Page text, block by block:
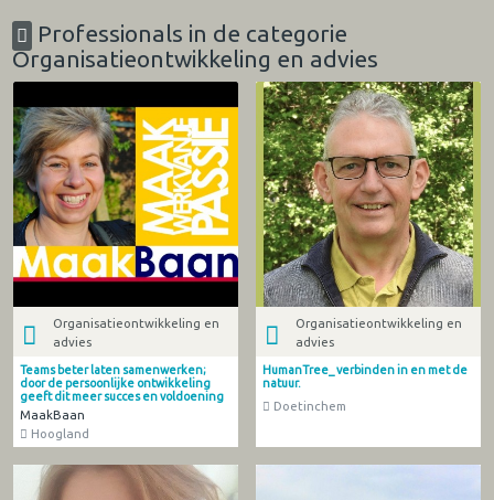
Professionals in de categorie
Organisatieontwikkeling en advies
Organisatieontwikkeling en
advies
Teams beter laten samenwerken;
door de persoonlijke ontwikkeling
geeft dit meer succes en voldoening
MaakBaan
Hoogland
Organisatieontwikkeling en
advies
HumanTree_ verbinden in en met de
natuur.
Doetinchem